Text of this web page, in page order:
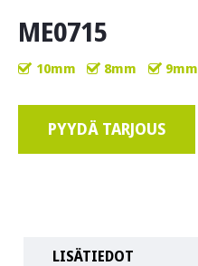
ME0715
10mm 8mm 9mm
PYYDÄ TARJOUS
LISÄTIEDOT